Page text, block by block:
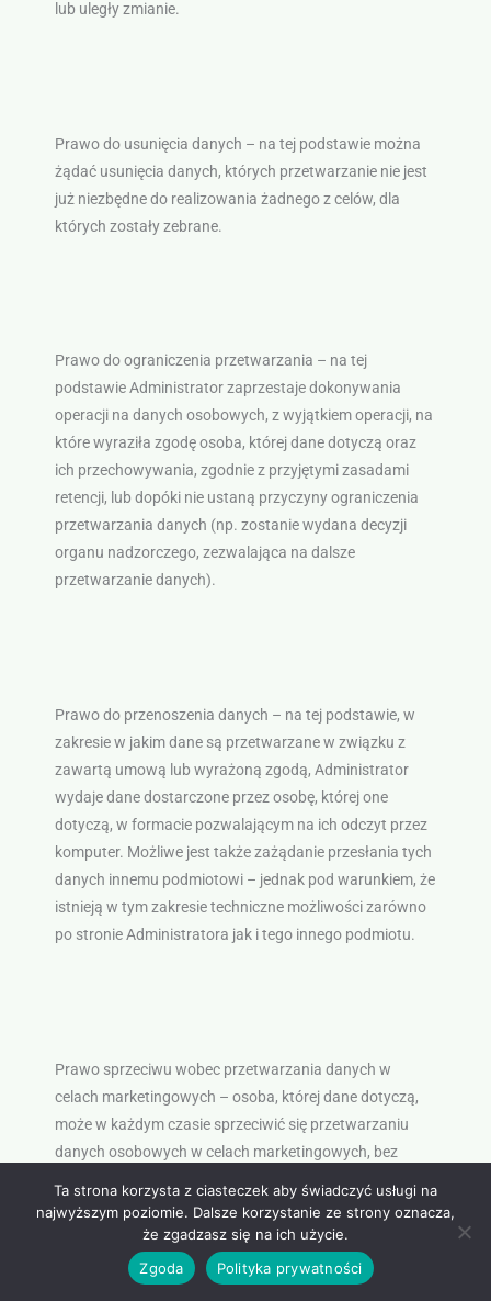
lub uległy zmianie.
Prawo do usunięcia danych – na tej podstawie można
żądać usunięcia danych, których przetwarzanie nie jest
już niezbędne do realizowania żadnego z celów, dla
których zostały zebrane.
Prawo do ograniczenia przetwarzania – na tej
podstawie Administrator zaprzestaje dokonywania
operacji na danych osobowych, z wyjątkiem operacji, na
które wyraziła zgodę osoba, której dane dotyczą oraz
ich przechowywania, zgodnie z przyjętymi zasadami
retencji, lub dopóki nie ustaną przyczyny ograniczenia
przetwarzania danych (np. zostanie wydana decyzji
organu nadzorczego, zezwalająca na dalsze
przetwarzanie danych).
Prawo do przenoszenia danych – na tej podstawie, w
zakresie w jakim dane są przetwarzane w związku z
zawartą umową lub wyrażoną zgodą, Administrator
wydaje dane dostarczone przez osobę, której one
dotyczą, w formacie pozwalającym na ich odczyt przez
komputer. Możliwe jest także zażądanie przesłania tych
danych innemu podmiotowi – jednak pod warunkiem, że
istnieją w tym zakresie techniczne możliwości zarówno
po stronie Administratora jak i tego innego podmiotu.
Prawo sprzeciwu wobec przetwarzania danych w
celach marketingowych – osoba, której dane dotyczą,
może w każdym czasie sprzeciwić się przetwarzaniu
danych osobowych w celach marketingowych, bez
konieczności uzasadnienia takiego sprzeciwu.
Ta strona korzysta z ciasteczek aby świadczyć usługi na
najwyższym poziomie. Dalsze korzystanie ze strony oznacza,
że zgadzasz się na ich użycie.
Zgoda
Polityka prywatności